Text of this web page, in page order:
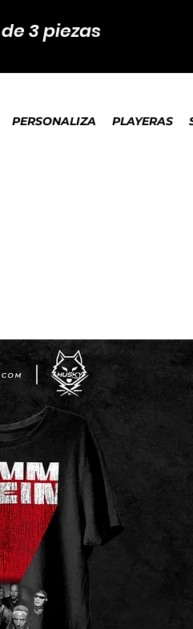
3 piezas
PERSONALIZA PLAYERAS